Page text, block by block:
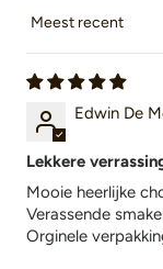
Sort by
Edwin De
Lekkere
Mooie heerlijke
Verassende
Orginele